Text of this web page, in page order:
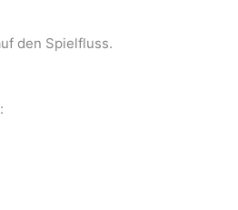
den Spielfluss.